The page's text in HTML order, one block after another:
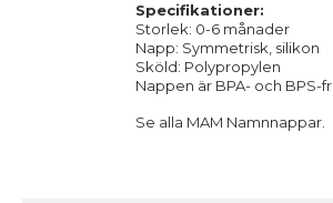
Specifikationer:
Storlek: 0-6 månader
Napp: Symmetrisk, silikon
Sköld: Polypropylen
Nappen är BPA- och BPS-
Se alla MAM Namnnappar.